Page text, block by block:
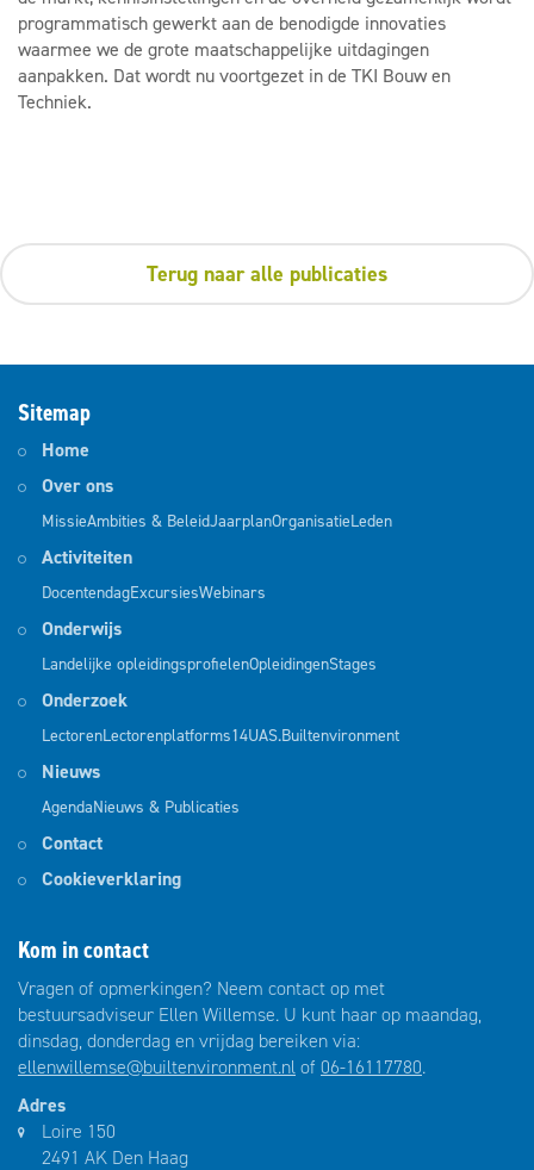
programmatisch gewerkt aan de benodigde innovaties
waarmee we de grote maatschappelijke uitdagingen
aanpakken. Dat wordt nu voortgezet in de TKI Bouw en
Techniek.
Terug naar alle publicaties
Sitemap
Home
Over ons
MissieAmbities & BeleidJaarplanOrganisatieLeden
Activiteiten
DocentendagExcursiesWebinars
Onderwijs
Landelijke opleidingsprofielenOpleidingenStages
Onderzoek
LectorenLectorenplatforms14UAS.Builtenvironment
Nieuws
AgendaNieuws & Publicaties
Contact
Cookieverklaring
Kom in contact
Vragen of opmerkingen? Neem contact op met
bestuursadviseur Ellen Willemse. U kunt haar op maandag,
dinsdag, donderdag en vrijdag bereiken via:
ellenwillemse@builtenvironment.nlof 06-16117780.
Adres
Loire 150
2491 AK Den Haag